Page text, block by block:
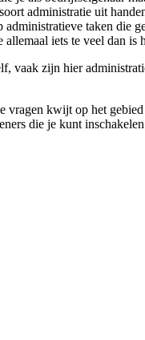
administratie uit
taken die
iets te veel dan is
vaak zijn hier
kwijt op het
die je kunt